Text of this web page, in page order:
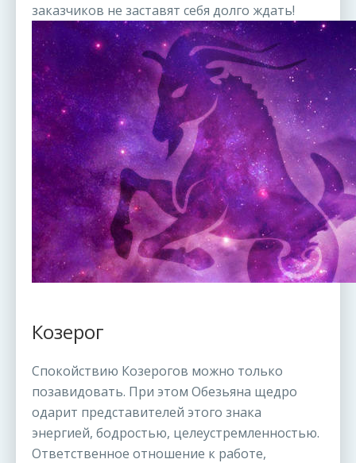
заказчиков не заставят себя долго ждать!
Козерог
Спокойствию Козерогов можно только
позавидовать. При этом Обезьяна щедро
одарит представителей этого знака
энергией, бодростью, целеустремленностью.
Ответственное отношение к работе,